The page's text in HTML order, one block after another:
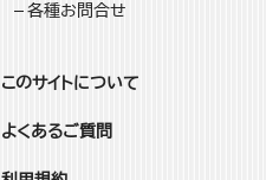
各種お問合せ
このサイトについて
よくあるご質問